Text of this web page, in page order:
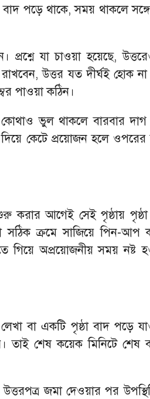
পড়ে থাকে, সময় থাকলে সঙ্গে
প্রশ্নে যা চাওয়া হয়েছে,
উত্তর যত দীর্ঘই হোক
পাওয়া কঠিন।
ভুল থাকলে বারবার দাগ
দিয়ে কেটে প্রয়োজন হলে ওপরের
করার আগেই সেই পৃষ্ঠায় পৃষ্ঠা
সঠিক ক্রমে সাজিয়ে পিন-আপ
গিয়ে অপ্রয়োজনীয় সময় নষ্ট
বা একটি পৃষ্ঠা বাদ পড়ে
শেষ কয়েক মিনিটে শেষ
জমা দেওয়ার পর